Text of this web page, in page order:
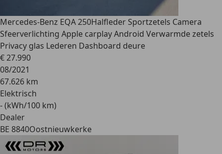
Mercedes-Benz EQA 250Halfleder Sportzetels Camera
Sfeerverlichting Apple carplay Android Verwarmde zetels
Privacy glas Lederen Dashboard deure
€ 27.990
08/2021
67.626 km
Elektrisch
- (kWh/100 km)
Dealer
BE 8840Oostnieuwkerke